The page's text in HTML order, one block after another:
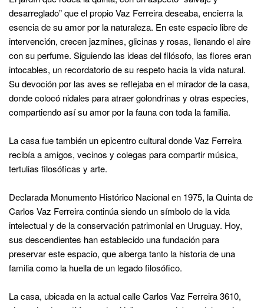
desarreglado” que el propio Vaz Ferreira deseaba, encierra la
esencia de su amor por la naturaleza. En este espacio libre de
intervención, crecen jazmines, glicinas y rosas, llenando el aire
con su perfume. Siguiendo las ideas del filósofo, las flores eran
intocables, un recordatorio de su respeto hacia la vida natural.
Su devoción por las aves se reflejaba en el mirador de la casa,
donde colocó nidales para atraer golondrinas y otras especies,
compartiendo así su amor por la fauna con toda la familia.
La casa fue también un epicentro cultural donde Vaz Ferreira
recibía a amigos, vecinos y colegas para compartir música,
tertulias filosóficas y arte.
Declarada Monumento Histórico Nacional en 1975, la Quinta de
Carlos Vaz Ferreira continúa siendo un símbolo de la vida
intelectual y de la conservación patrimonial en Uruguay. Hoy,
sus descendientes han establecido una fundación para
preservar este espacio, que alberga tanto la historia de una
familia como la huella de un legado filosófico.
La casa, ubicada en la actual calle Carlos Vaz Ferreira 3610,